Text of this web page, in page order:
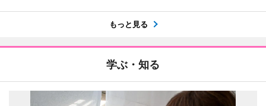
もっと見る
学ぶ・知る